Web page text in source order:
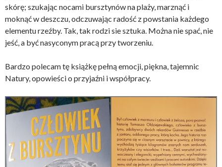
skórę; szukając nocami bursztynów na plaży, marznąć i
moknąć w deszczu, odczuwając radość z powstania każdego
elementu rzeźby. Tak, tak rodzi sie sztuka. Można nie spać, nie
jeść, a być nasyconym pracą przy tworzeniu.
Bardzo polecam tę książkę pełną emocji, piękna, tajemnic
Natury, opowieści o przyjaźni i współpracy.